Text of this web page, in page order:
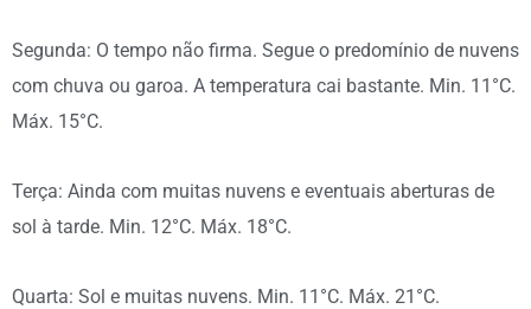
Segunda: O tempo não firma. Segue o predomínio de nuvens
com chuva ou garoa. A temperatura cai bastante. Min. 11°C.
Máx. 15°C.
Terça: Ainda com muitas nuvens e eventuais aberturas de
sol à tarde. Min. 12°C. Máx. 18°C.
Quarta: Sol e muitas nuvens. Min. 11°C. Máx. 21°C.